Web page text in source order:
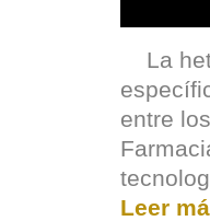
La
entre
Leer